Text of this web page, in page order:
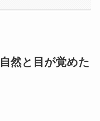
然と目が覚めた